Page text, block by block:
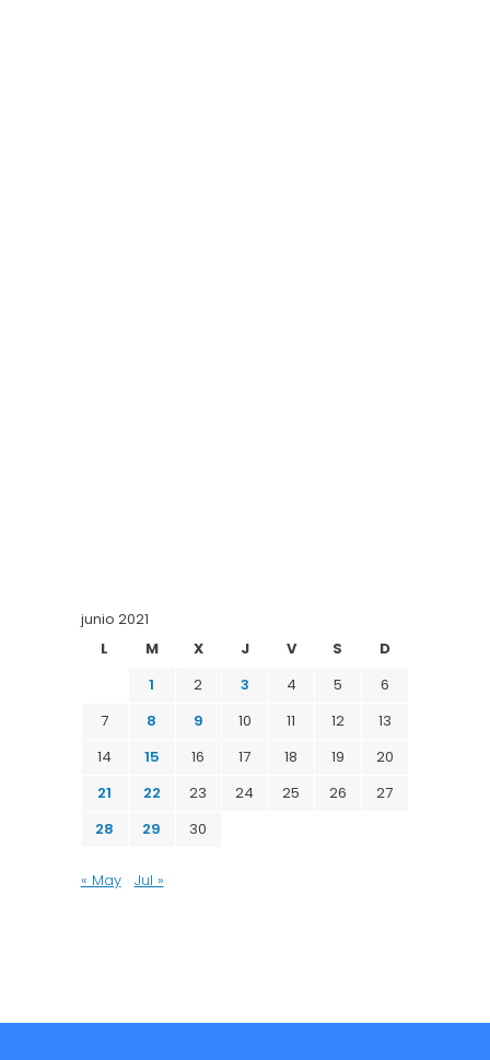
junio 2021
L
M X J V S
D
1
2 3 4 5
6
7
8 9 10 11 12
13
14
15 16 17 18 19
20
21
22 23 24 25 26
27
28
29 30
« May Jul »